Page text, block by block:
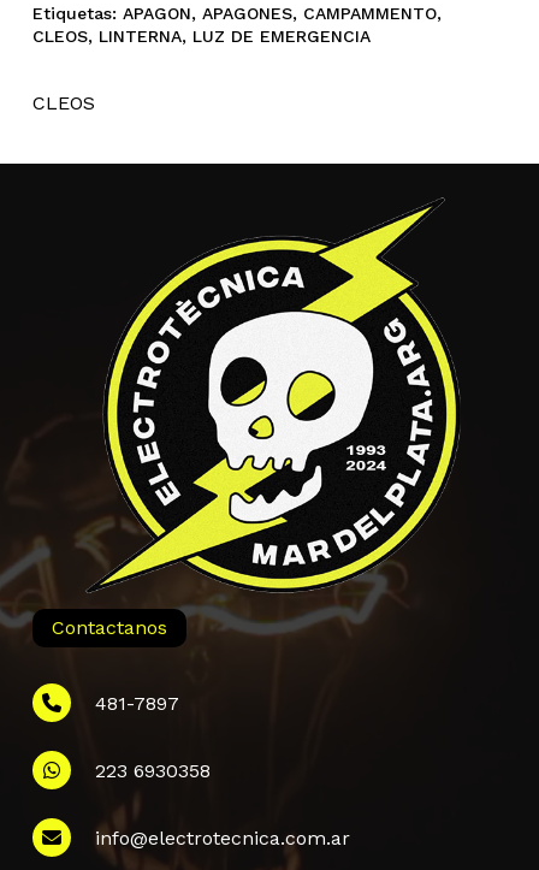
Etiquetas: APAGON, APAGONES, CAMPAMMENTO,
CLEOS, LINTERNA, LUZ DE EMERGENCIA
CLEOS
Contactanos
481-7897
223 6930358
info@electrotecnica.com.ar
Información